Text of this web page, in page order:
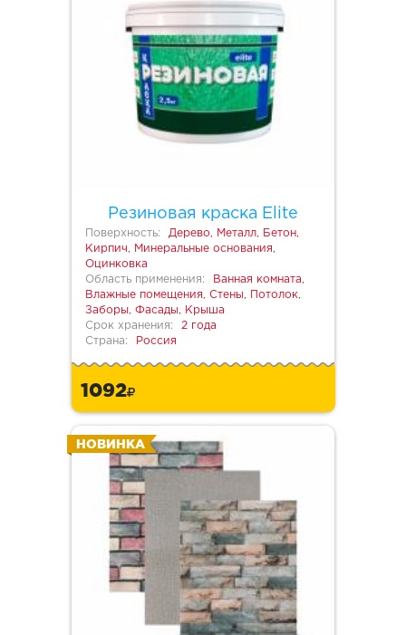
Резиновая краска Elite
Поверхность:
Дерево, Металл, Бетон,
Кирпич, Минеральные основания,
Оцинковка
Область применения:
Ванная комната,
Влажные помещения, Стены, Потолок,
Заборы, Фасады, Крыша
Срок хранения:
2 года
Страна:
Россия
1092
НОВИНКА